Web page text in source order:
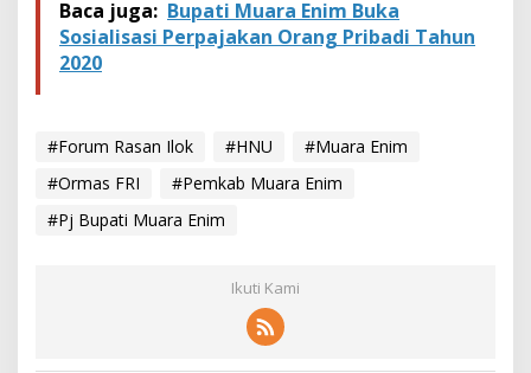
Baca juga: Bupati Muara Enim Buka
Sosialisasi Perpajakan Orang Pribadi Tahun
2020
#Forum Rasan Ilok #HNU
#Muara Enim
#Ormas FRI
#Pemkab Muara Enim
#Pj Bupati Muara Enim
Ikuti Kami